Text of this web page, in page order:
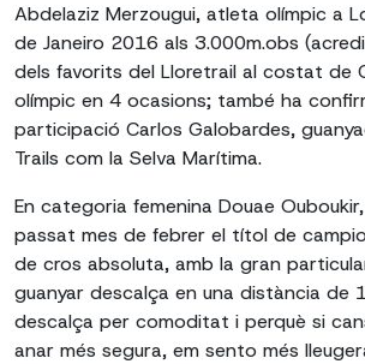
Abdelaziz Merzougui, atleta olímpic a
de Janeiro 2016 als 3.000m.obs
dels favorits del Lloretrail al costat de
olímpic en 4 ocasions; també ha
participació Carlos Galobardes,
Trails com la Selva Marítima.
En categoria femenina Douae
passat mes de febrer el títol de
de cros absoluta, amb la gran
guanyar descalça en una distància de
descalça per comoditat i perquè si
anar més segura, em sento més